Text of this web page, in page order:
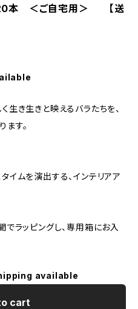
20本 ＜ご自宅用＞ 【送
生き生きと映えるバラたちを、
す。
イムを演出する、インテリアア
ラッピングし、専用箱にお入
available
cart